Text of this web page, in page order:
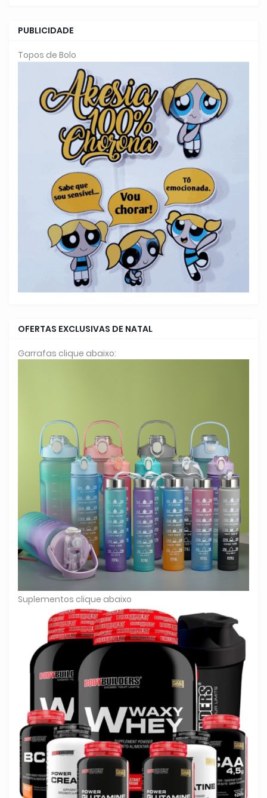
PUBLICIDADE
Topos de Bolo
OFERTAS EXCLUSIVAS DE NATAL
Garrafas clique abaixo:
Suplementos clique abaixo